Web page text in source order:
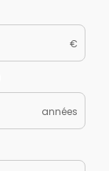
€
années